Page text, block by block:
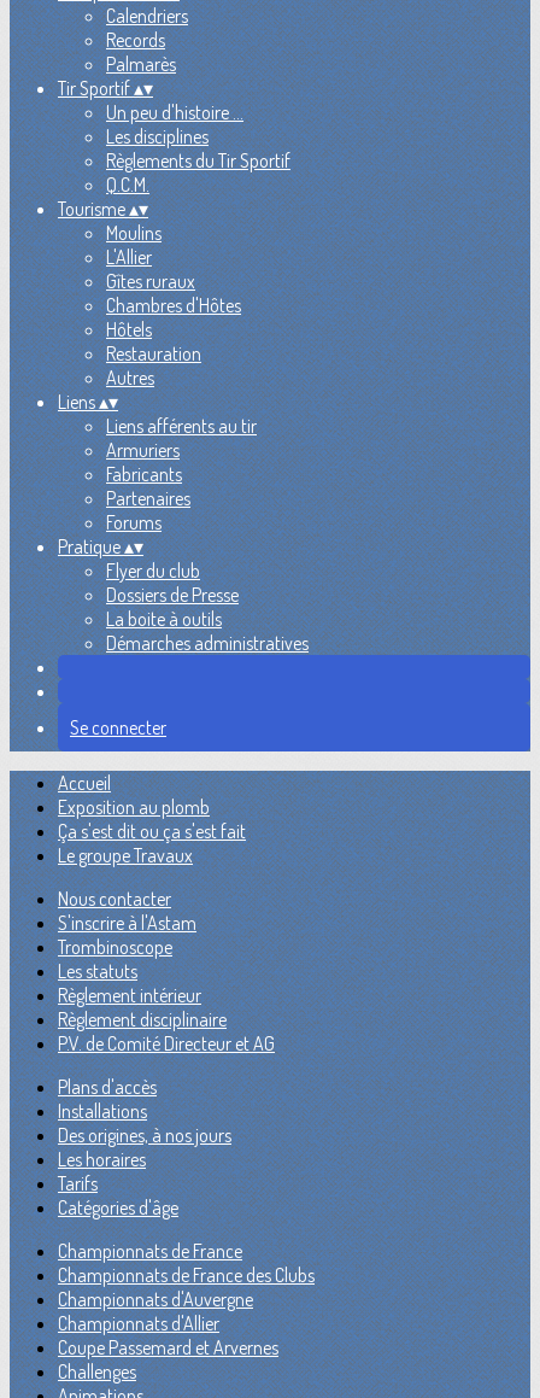
Calendriers
Records
Palmarès
Tir Sportif▴▾
Un peu d'histoire ...
Les disciplines
Règlements du Tir Sportif
Q.C.M.
Tourisme▴▾
Moulins
L'Allier
Gîtes ruraux
Chambres d'Hôtes
Hôtels
Restauration
Autres
Liens▴▾
Liens afférents au tir
Armuriers
Fabricants
Partenaires
Forums
Pratique▴▾
Flyer du club
Dossiers de Presse
La boite à outils
Démarches administratives
Se connecter
Accueil
Exposition au plomb
Ça s'est dit ou ça s'est fait
Le groupe Travaux
Nous contacter
S'inscrire à l'Astam
Trombinoscope
Les statuts
Règlement intérieur
Règlement disciplinaire
P.V. de Comité Directeur et AG
Plans d'accès
Installations
Des origines, à nos jours
Les horaires
Tarifs
Catégories d'âge
Championnats de France
Championnats de France des Clubs
Championnats d'Auvergne
Championnats d'Allier
Coupe Passemard et Arvernes
Challenges